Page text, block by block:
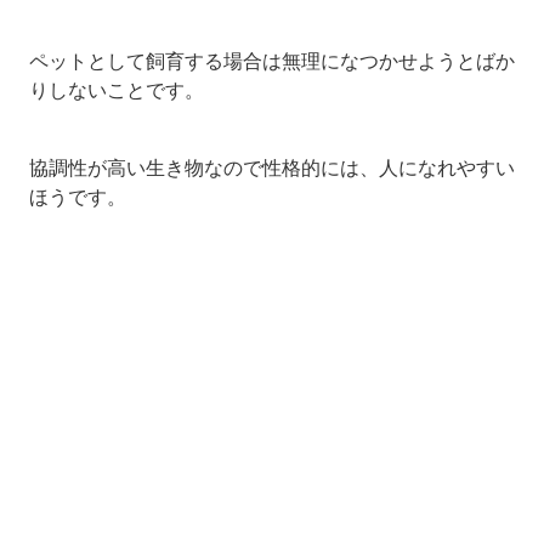
ペットとして飼育する場合は無理になつかせようとばか
りしないことです。
協調性が高い生き物なので性格的には、人になれやすい
ほうです。